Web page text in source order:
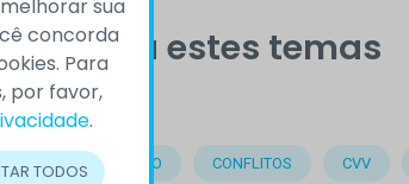
veja estes temas
COMPREENSÃO CONFLITOS CVV
sua
concorda
Para
por favor,
.
TODOS